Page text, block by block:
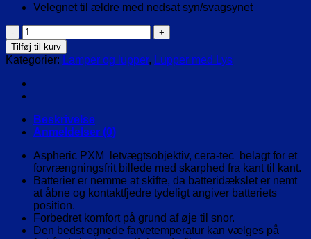
Velegnet til ældre med nedsat syn/svagsynet
MobiluxLed
Lup
7X
rund
HMI.
63372
Tilføj til kurv
Kategorier: Lamper og lupper, Lupper med Lys
Beskrivelse
Anmeldelser (0)
Aspheric PXM letvægtsobjektiv, cera-tec belagt for et
forvrængningsfrit billede med skarphed fra kant til kant.
Batterier er nemme at skifte, da batteridækslet er nemt
at åbne og kontaktfjedre tydeligt angiver batteriets
position.
Forbedret komfort på grund af øje til snor.
Den bedst egnede farvetemperatur kan vælges på